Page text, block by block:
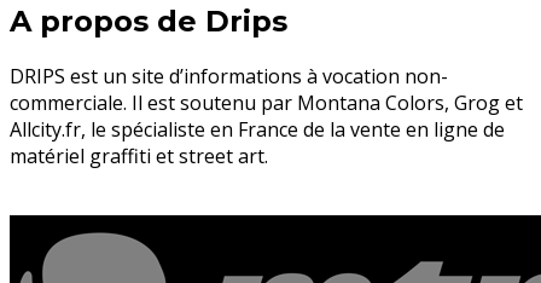
A propos de Drips
DRIPS est un site d’informations à vocation non-
commerciale. Il est soutenu par Montana Colors, Grog et
Allcity.fr, le spécialiste en France de la vente en ligne de
matériel graffiti et street art.